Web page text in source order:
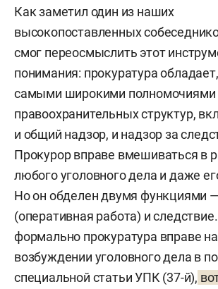
Как заметил один из наших
высокопоставленных
смог переосмыслить этот
понимания: прокуратура
самыми широкими полномочиями
правоохранительных структур,
и общий надзор, и надзор за
Прокурор вправе вмешиваться в
любого уголовного дела и даже
Но он обделен двумя функциями
(оперативная работа) и
формально прокуратура вправе
возбуждении уголовного дела в
специальной статьи УПК (37-й),